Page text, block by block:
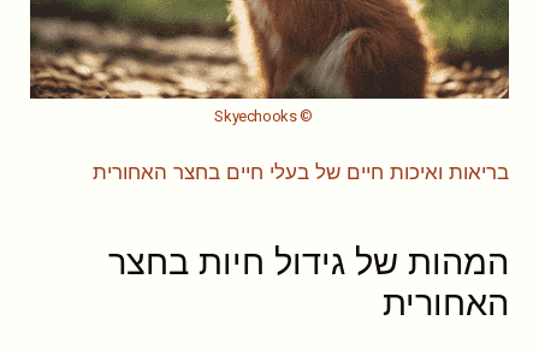
© Skyechooks
בריאות ואיכות חיים של בעלי חיים בחצר האחורית
המהות של גידול חיות בחצר
האחורית